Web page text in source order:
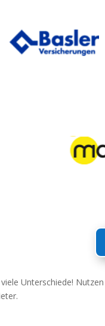
Unterschiede!